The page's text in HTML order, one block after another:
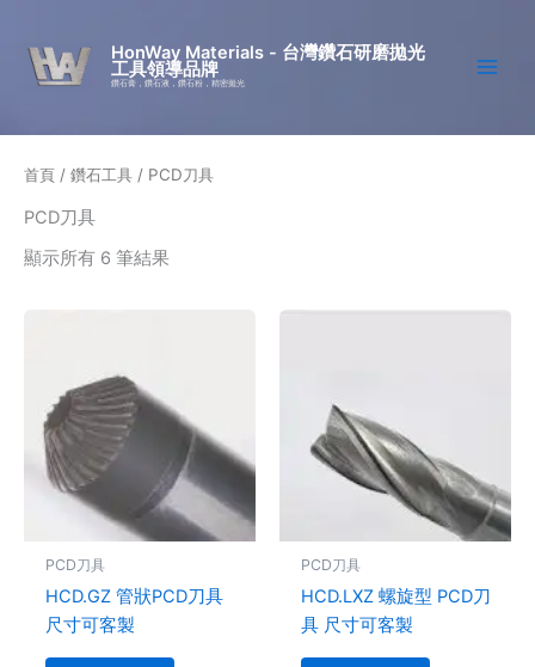
HonWay Materials - 台灣鑽石研磨拋光
工具領導品牌
鑽石膏，鑽石液，鑽石粉，精密拋光
首頁 / 鑽石工具 / PCD刀具
PCD刀具
顯示所有 6 筆結果
PCD刀具
HCD.GZ 管狀PCD刀具
尺寸可客製
PCD刀具
HCD.LXZ 螺旋型 PCD刀
具 尺寸可客製